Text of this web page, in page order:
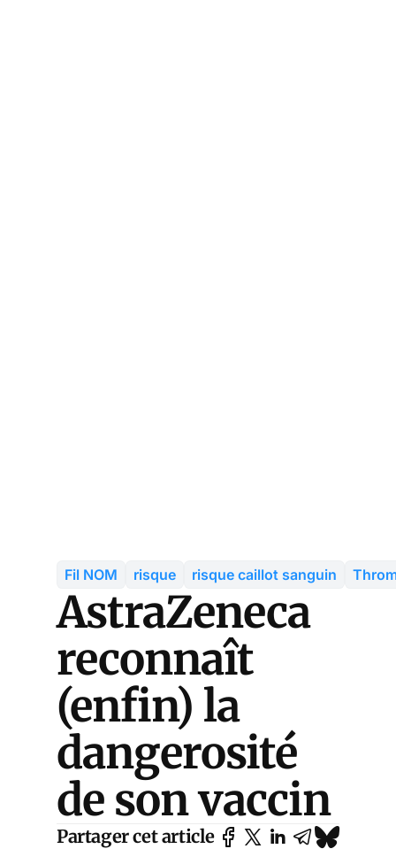
Fil NOM risque risque caillot sanguin
AstraZeneca
reconnaît
(enfin) la
dangerosité
de son vaccin
Partager cet article